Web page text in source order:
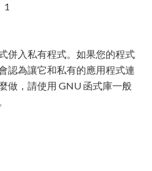
1
併入私有程式。如果您的程式
認為讓它和私有的應用程式連
做，請使用 GNU 函式庫一般